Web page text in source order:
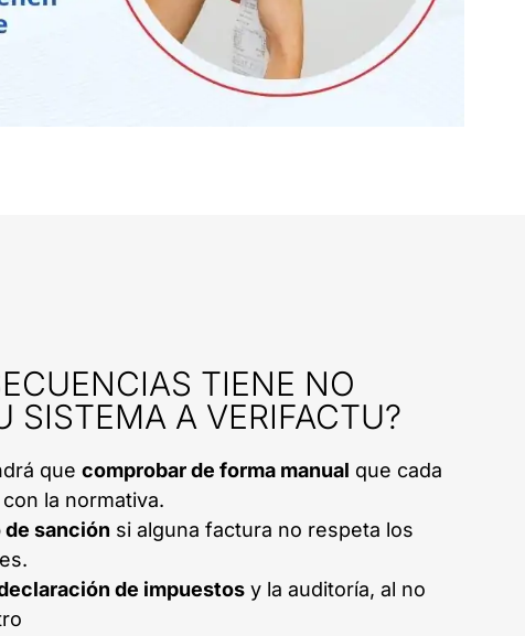
TIENE NO
SISTEMA A VERIFACTU?
que comprobar de forma manual que cada
la normativa.
de sanción si alguna factura no respeta los
de impuestos y la auditoría, al no